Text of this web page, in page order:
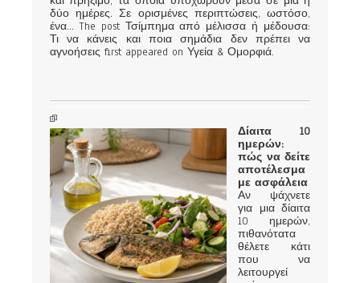
δύο ημέρες. Σε ορισμένες περιπτώσεις, ωστόσο,
ένα... The post Τσίμπημα από μέλισσα ή μέδουσα:
Τι να κάνεις και ποια σημάδια δεν πρέπει να
αγνοήσεις first appeared on Υγεία & Ομορφιά.
Δίαιτα 10
ημερών:
πώς να δείτε
αποτέλεσμα
με ασφάλεια
Αν ψάχνετε
για μια δίαιτα
10 ημερών,
πιθανότατα
θέλετε κάτι
που να
λειτουργεί